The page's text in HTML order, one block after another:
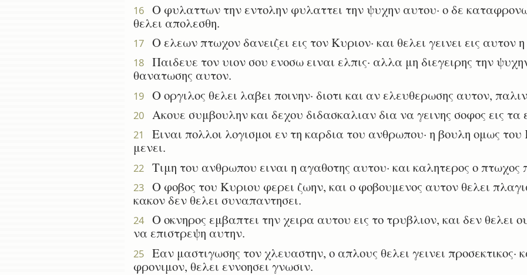
16
Ο φυλαττων την εντολην φυλαττει την ψυχην αυτου· ο δε
θελει απολεσθη.
17 Ο ελεων πτωχον δανειζει εις τον Κυριον· και θελει γεινει εις αυτον
18
Παιδευε τον υιον σου ενοσω ειναι ελπις· αλλα μη διεγειρης την
θανατωσης αυτον.
19 Ο οργιλος θελει λαβει ποινην· διοτι και αν ελευθερωσης αυτον,
20 Ακουε συμβουλην και δεχου διδασκαλιαν δια να γεινης σοφος εις τα
21
Ειναι πολλοι λογισμοι εν τη καρδια του ανθρωπου· η βουλη ομως του
μενει.
22 Τιμη του ανθρωπου ειναι η αγαθοτης αυτου· και καλητερος ο
23
Ο φοβος του Κυριου φερει ζωην, και ο φοβουμενος αυτον θελει
κακον δεν θελει συναπαντησει.
24
Ο οκνηρος εμβαπτει την χειρα αυτου εις το τρυβλιον, και δεν θελει
να επιστρεψη αυτην.
25
Εαν μαστιγωσης τον χλευαστην, ο απλους θελει γεινει προσεκτικος·
φρονιμον, θελει εννοησει γνωσιν.